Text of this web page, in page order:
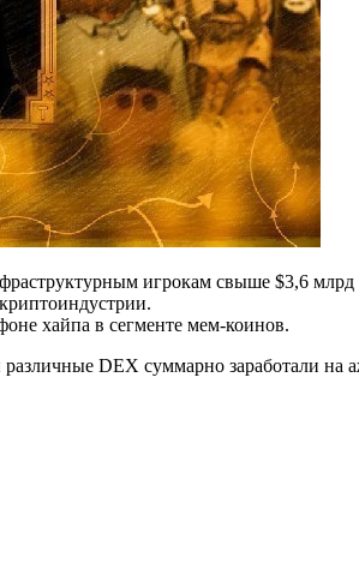
игрокам свыше $3,6 млрд
хайпа в сегменте мем-коинов.
DEX суммарно заработали на